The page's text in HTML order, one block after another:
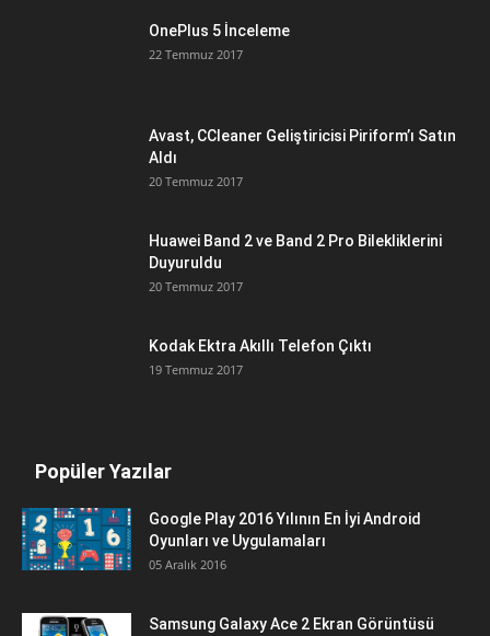
OnePlus 5 İnceleme
22 Temmuz 2017
Avast, CCleaner Geliştiricisi Piriform’ı Satın
Aldı
20 Temmuz 2017
Huawei Band 2 ve Band 2 Pro Bilekliklerini
Duyuruldu
20 Temmuz 2017
Kodak Ektra Akıllı Telefon Çıktı
19 Temmuz 2017
Popüler Yazılar
Google Play 2016 Yılının En İyi Android
Oyunları ve Uygulamaları
05 Aralık 2016
Samsung Galaxy Ace 2 Ekran Görüntüsü